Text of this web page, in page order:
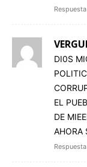
Respuesta
DI0S
EL
DE
AHORA
Respuesta